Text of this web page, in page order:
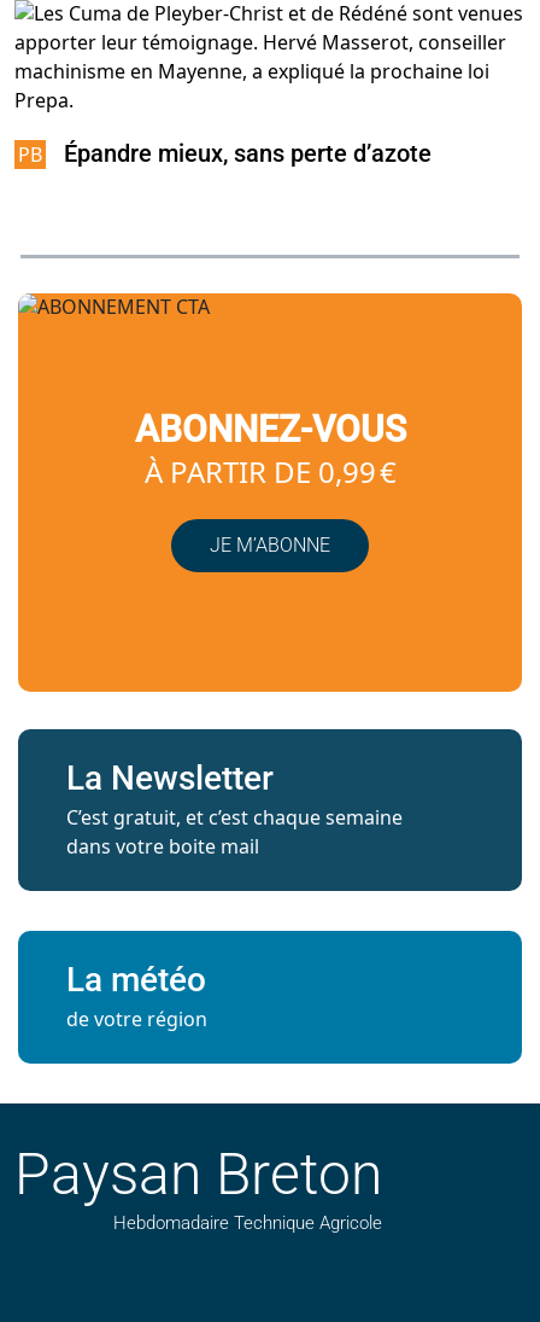
Épandre mieux, sans perte d’azote
ABONNEZ-VOUS
À PARTIR DE 0,99 €
JE M’ABONNE
La Newsletter
C’est gratuit, et c’est chaque semaine
dans votre boite mail
La météo
de votre région
Paysan Breton
Hebdomadaire Technique Agricole